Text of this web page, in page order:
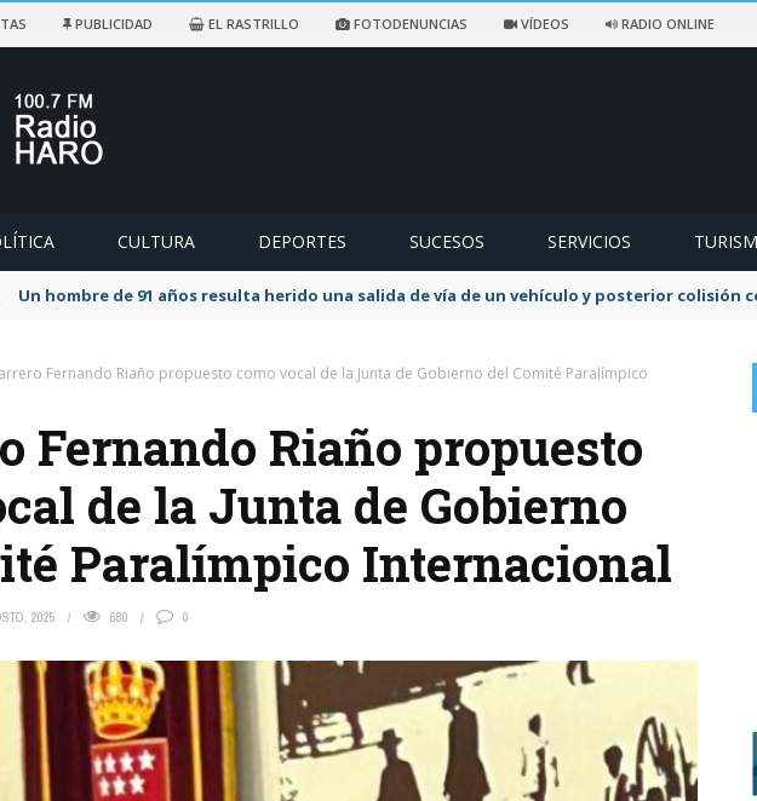
PUBLICIDAD EL RASTRILLO FOTODENUNCIAS VÍDEOS RADIO ONLINE
CULTURA DEPORTES SUCESOS SERVICIOS
Un hombre de 91 años resulta herido una salida de vía de un vehículo y posterior colisión
Fernando Riaño propuesto como vocal de la Junta de Gobierno del Comité Paralímpico
Fernando Riaño propuesto
de la Junta de Gobierno
Paralímpico Internacional
2025 680 0